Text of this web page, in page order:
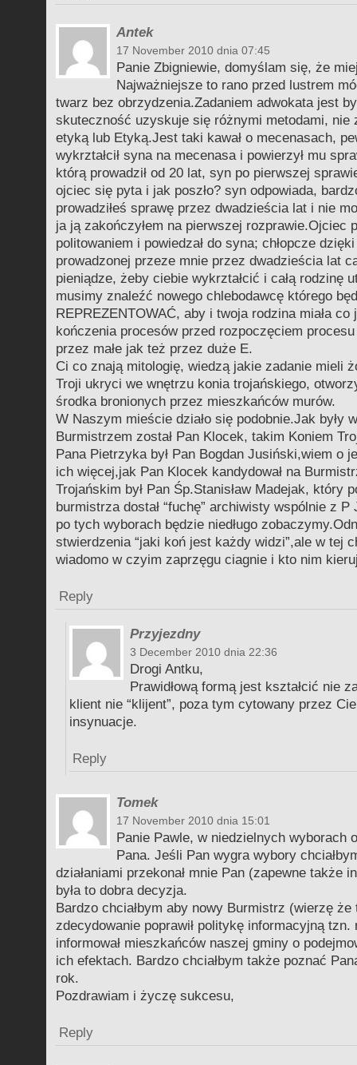
Antek
17 November 2010 dnia 07:45
Panie Zbigniewie, domyślam się, że
Najważniejsze to rano przed lustrem
twarz bez obrzydzenia.Zadaniem adwokata jest
skuteczność uzyskuje się różnymi metodami, nie
etyką lub Etyką.Jest taki kawał o mecenasach,
wykrztałcił syna na mecenasa i powierzył mu
którą prowadził od 20 lat, syn po pierwszej
ojciec się pyta i jak poszło? syn odpowiada,
prowadziłeś sprawę przez dwadzieścia lat i nie
ja ją zakończyłem na pierwszej rozprawie.Ojciec
politowaniem i powiedzał do syna; chłopcze
prowadzonej przeze mnie przez dwadzieścia lat
pieniądze, żeby ciebie wykrztałcić i całą rodzinę
musimy znaleźć nowego chlebodawcę którego
REPREZENTOWAĆ, aby i twoja rodzina miała
kończenia procesów przed rozpoczęciem
przez małe jak też przez duże E.
Ci co znają mitologię, wiedzą jakie zadanie mieli
Troji ukryci we wnętrzu konia trojańskiego,
środka bronionych przez mieszkańców murów.
W Naszym mieście działo się podobnie.Jak były
Burmistrzem został Pan Klocek, takim Koniem
Pana Pietrzyka był Pan Bogdan Jusiński,wiem o
ich więcej,jak Pan Klocek kandydował na
Trojańskim był Pan Śp.Stanisław Madejak, który
burmistrza dostał “fuchę” archiwisty wspólnie z
po tych wyborach będzie niedługo
stwierdzenia “jaki koń jest każdy widzi”,ale w tej
wiadomo w czyim zaprzęgu ciagnie i kto nim
Reply
Przyjezdny
3 December 2010 dnia 22:36
Drogi Antku,
Prawidłową formą jest kształcić nie
klient nie “klijent”, poza tym cytowany przez
insynuacje.
Reply
Tomek
17 November 2010 dnia 15:01
Panie Pawle, w niedzielnych wyborach
Pana. Jeśli Pan wygra wybory
działaniami przekonał mnie Pan (zapewne także
była to dobra decyzja.
Bardzo chciałbym aby nowy Burmistrz (wierzę
zdecydowanie poprawił politykę informacyjną
informował mieszkańców naszej gminy o
ich efektach. Bardzo chciałbym także poznać
rok.
Pozdrawiam i życzę sukcesu,
Reply